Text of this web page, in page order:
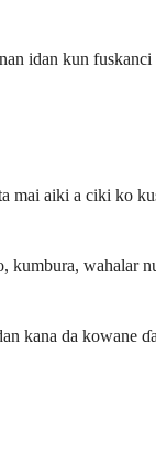
idan kun
mai aiki a ciki ko
kumbura, wahalar
kana da kowane